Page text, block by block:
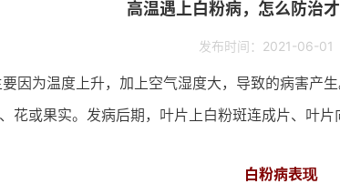
高温遇上白粉病，怎么防治才
发布时间：2021-06-01
因为温度上升，加上空气湿度大，导致的病害产生
花或果实。发病后期，叶片上白粉斑连成片、叶
白粉病表现